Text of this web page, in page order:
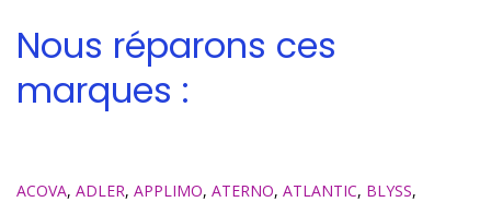
Nous réparons ces
marques :
ACOVA, ADLER, APPLIMO, ATERNO, ATLANTIC, BLYSS,